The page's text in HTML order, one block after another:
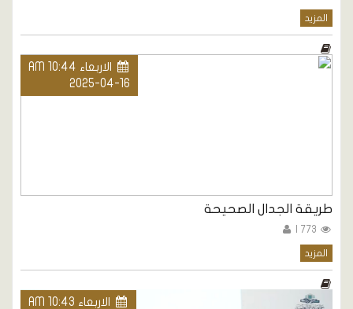
المزيد
الاربعاء AM 10:44
2025-04-16
طريقة الجدال الصحيحة
المزيد
الاربعاء AM 10:43